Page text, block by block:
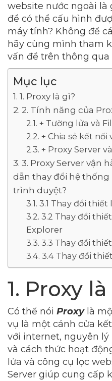
website nước ngoài là
để có thể cấu hình
máy tính? Không để
hãy cùng mình tham
vấn đề trên thông qua
Mục lục
1. Proxy là gì?
2. Tính năng của
+ Tường lửa và
+ Chia sẻ kết nối
+ Proxy Server
3. Proxy Server vận
dẫn thay đổi hệ thống
trình duyệt?
3.1 Thay đổi
3.2 Thay đổi
Explorer
3.3 Thay đổi
3.4 Thay đổi
1. Proxy
Có thể nói Proxy là
vụ là một cánh cửa
với internet, nguyên lý
và cách thức hoạt
lửa và công cụ lọc
Server giúp cung cấp